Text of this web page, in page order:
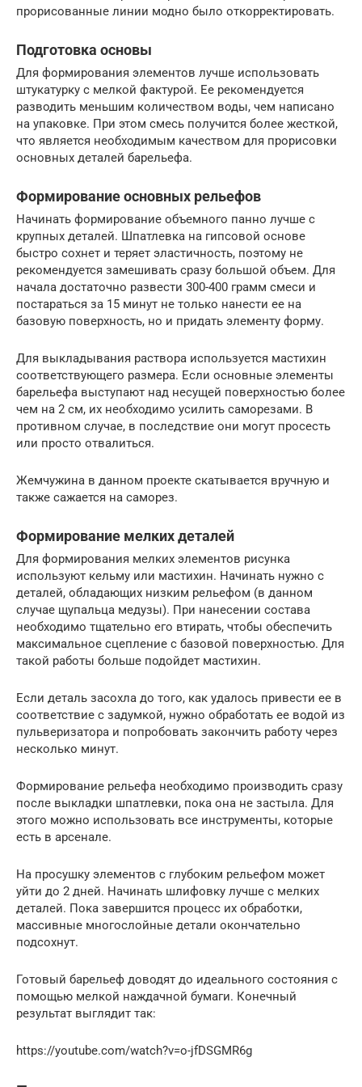
прорисованные линии модно было откорректировать.
Подготовка основы
Для формирования элементов лучше использовать
штукатурку с мелкой фактурой. Ее рекомендуется
разводить меньшим количеством воды, чем написано
на упаковке. При этом смесь получится более жесткой,
что является необходимым качеством для прорисовки
основных деталей барельефа.
Формирование основных рельефов
Начинать формирование объемного панно лучше с
крупных деталей. Шпатлевка на гипсовой основе
быстро сохнет и теряет эластичность, поэтому не
рекомендуется замешивать сразу большой объем. Для
начала достаточно развести 300-400 грамм смеси и
постараться за 15 минут не только нанести ее на
базовую поверхность, но и придать элементу форму.
Для выкладывания раствора используется мастихин
соответствующего размера. Если основные элементы
барельефа выступают над несущей поверхностью более
чем на 2 см, их необходимо усилить саморезами. В
противном случае, в последствие они могут просесть
или просто отвалиться.
Жемчужина в данном проекте скатывается вручную и
также сажается на саморез.
Формирование мелких деталей
Для формирования мелких элементов рисунка
используют кельму или мастихин. Начинать нужно с
деталей, обладающих низким рельефом (в данном
случае щупальца медузы). При нанесении состава
необходимо тщательно его втирать, чтобы обеспечить
максимальное сцепление с базовой поверхностью. Для
такой работы больше подойдет мастихин.
Если деталь засохла до того, как удалось привести ее в
соответствие с задумкой, нужно обработать ее водой из
пульверизатора и попробовать закончить работу через
несколько минут.
Формирование рельефа необходимо производить сразу
после выкладки шпатлевки, пока она не застыла. Для
этого можно использовать все инструменты, которые
есть в арсенале.
На просушку элементов с глубоким рельефом может
уйти до 2 дней. Начинать шлифовку лучше с мелких
деталей. Пока завершится процесс их обработки,
массивные многослойные детали окончательно
подсохнут.
Готовый барельеф доводят до идеального состояния с
помощью мелкой наждачной бумаги. Конечный
результат выглядит так:
https://youtube.com/watch?v=o-jfDSGMR6g